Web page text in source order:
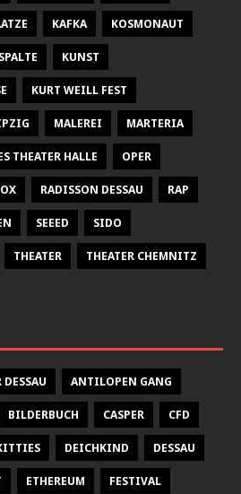
KAFKA KOSMONAUT
KUNST
KURT WEILL FEST
MALEREI MARTERIA
THEATER HALLE OPER
RADISSON DESSAU RAP
SEEED SIDO
THEATER THEATER CHEMNITZ
ANTILOPEN GANG
BILDERBUCH CASPER CFD
DEICHKIND DESSAU
ETHEREUM FESTIVAL